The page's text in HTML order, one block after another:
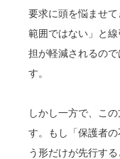
要求に頭を悩ませ
範囲ではない」と
担が軽減されるの
す。
しかし一方で、こ
す。もし「保護者
う形だけが先行す